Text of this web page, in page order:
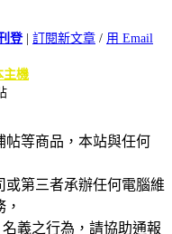
登| 訂閱新文章 / 用 Email
主機
帖等商品，本站與任何
第三者承辦任何電腦維
義之行為，請協助通報